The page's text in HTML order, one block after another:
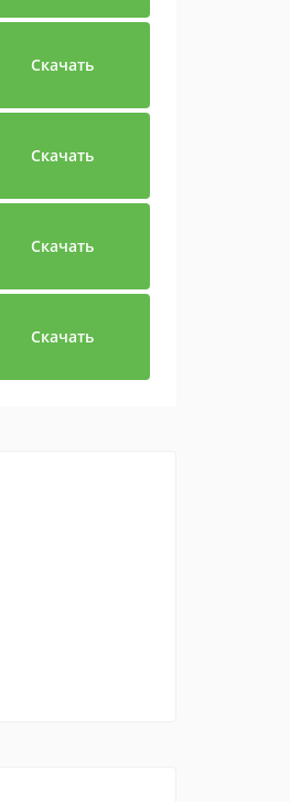
Скачать
Скачать
Скачать
Скачать